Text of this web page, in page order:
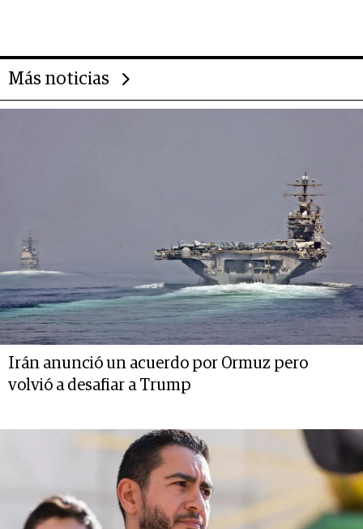
Más noticias
Irán anunció un acuerdo por Ormuz pero
volvió a desafiar a Trump